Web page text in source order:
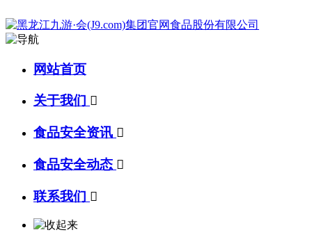
网站首页
关于我们 
食品安全资讯 
食品安全动态 
联系我们 